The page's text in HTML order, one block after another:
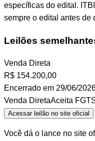
específicas do edital.
sempre o edital antes de
Leilões
Venda Direta
R$ 154.200,00
Encerrado em 29/06/
Venda DiretaAceita
Acessar leilão no site oficial
Você dá o lance no site